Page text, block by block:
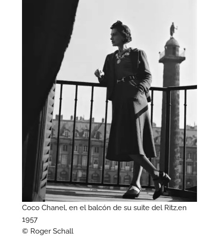
Coco Chanel, en el balcón de su suite del Ritz,en
1957
© Roger Schall